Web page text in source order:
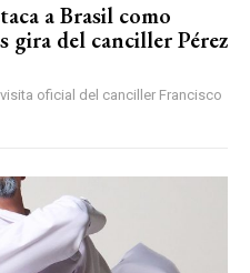
a Brasil como
gira del canciller Pérez
oficial del canciller Francisco